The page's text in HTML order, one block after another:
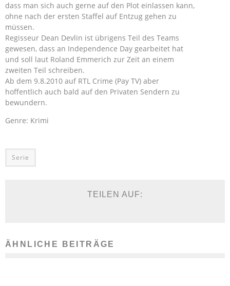
dass man sich auch gerne auf den Plot einlassen kann,
ohne nach der ersten Staffel auf Entzug gehen zu
müssen.
Regisseur Dean Devlin ist übrigens Teil des Teams
gewesen, dass an Independence Day gearbeitet hat
und soll laut Roland Emmerich zur Zeit an einem
zweiten Teil schreiben.
Ab dem 9.8.2010 auf RTL Crime (Pay TV) aber
hoffentlich auch bald auf den Privaten Sendern zu
bewundern.
Genre: Krimi
Serie
TEILEN AUF:
ÄHNLICHE BEITRÄGE